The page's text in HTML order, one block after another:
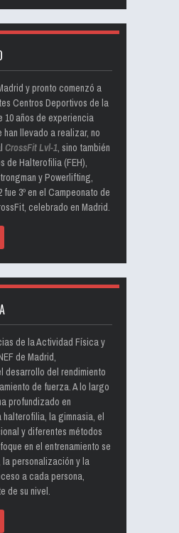
y pronto comenzó a
Centros Deportivos de la
10 años de experiencia
han llevado a realizar, no
CrossFit Lvl-1, sino también
de Halterofilia (FEH),
y Powerlifting,
fue 3º en el Campeonato de
celebrado en Madrid.
de la Actividad Física y
de Madrid,
desarrollo del rendimiento
de fuerza. A lo largo
profundizado en
la gimnasia, el
y diferentes métodos
en el entrenamiento se
personalización y la
a cada persona,
de su nivel.